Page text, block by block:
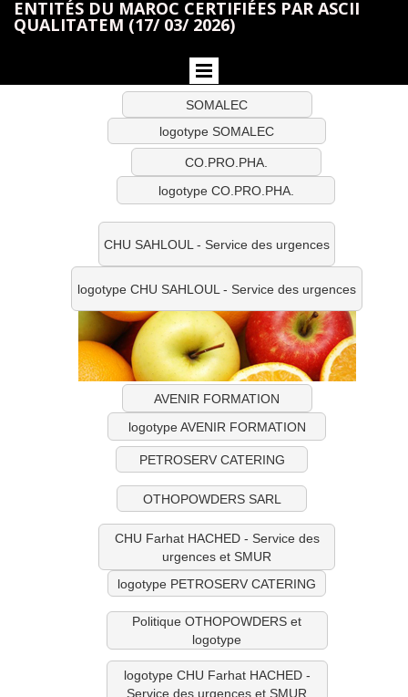
ENTITÉS DU MAROC CERTIFIÉES PAR ASCII
QUALITATEM (17/ 03/ 2026)
SOMALEC
logotype SOMALEC
CO.PRO.PHA.
logotype CO.PRO.PHA.
CHU SAHLOUL - Service des urgences
logotype CHU SAHLOUL - Service des urgences
AVENIR FORMATION
logotype AVENIR FORMATION
PETROSERV CATERING
OTHOPOWDERS SARL
CHU Farhat HACHED - Service des
urgences et SMUR
logotype PETROSERV CATERING
Politique OTHOPOWDERS et
logotype
logotype CHU Farhat HACHED -
Service des urgences et SMUR